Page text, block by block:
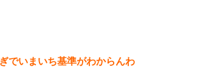
でいまいち基準がわからんわ